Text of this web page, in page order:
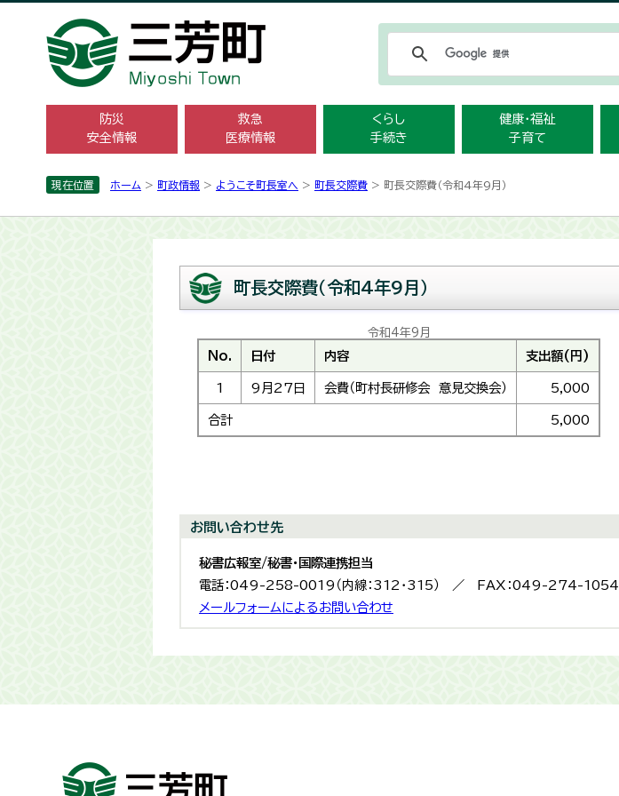
防災
安全情報
救急
医療情報
くらし
手続き
健康・福祉
子育て
現在位置 ホーム > 町政情報 > ようこそ町長室へ > 町長交際費 > 町長交際費（令和4年9月）
町長交際費（令和4年9月）
令和4年9月
No. 日付 内容 支出額(円)
1 9月27日 会費（町村長研修会 意見交換会） 5,000
合計 5,000
お問い合わせ先
秘書広報室/秘書・国際連携担当
電話：049-258-0019（内線：312・315） ／ FAX：049-274-1054
メールフォームによるお問い合わせ